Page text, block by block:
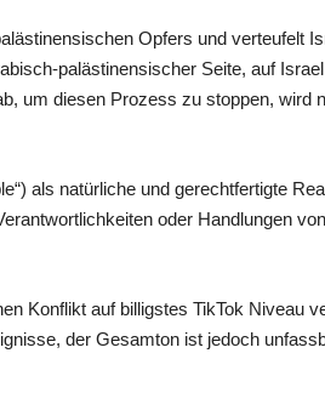
Opfers und verteufelt
palästinensischer Seite, auf
um diesen Prozess zu stoppen, wird
als natürliche und gerechtfertigte
oder Handlungen
Konflikt auf billigstes TikTok Niveau
der Gesamton ist jedoch